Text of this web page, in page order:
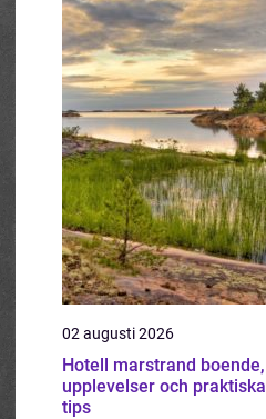
02 augusti 2026
Hotell marstrand boende,
upplevelser och praktiska
tips